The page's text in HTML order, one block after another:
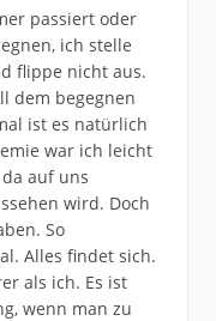
passiert oder
ich stelle
flippe nicht aus.
dem begegnen
ist es natürlich
war ich leicht
auf uns
wird. Doch
So
Alles findet sich.
als ich. Es ist
wenn man zu